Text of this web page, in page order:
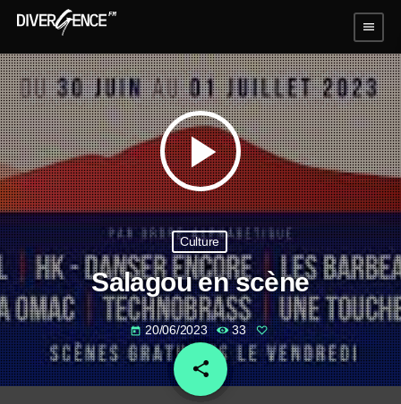
menu
play_arrow
Culture
Salagou en scène
today 20/06/2023 33
share
email